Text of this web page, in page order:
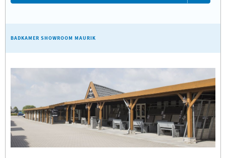
BADKAMER SHOWROOM MAURIK